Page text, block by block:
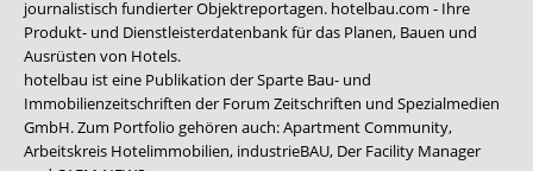
journalistisch fundierter Objektreportagen. hotelbau.com - Ihre
Produkt- und Dienstleisterdatenbank für das Planen, Bauen und
Ausrüsten von Hotels.
hotelbau ist eine Publikation der Sparte Bau- und
Immobilienzeitschriften der Forum Zeitschriften und Spezialmedien
GmbH. Zum Portfolio gehören auch:Apartment Community,
Arbeitskreis Hotelimmobilien, industrieBAU, Der Facility Manager